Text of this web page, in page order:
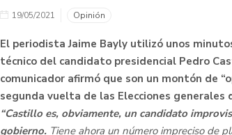
19/05/2021 Opinión
El periodistaJaime Bayly utilizó unos
técnico del candidato presidencial Pedro
comunicador afirmó que son un montón de
segunda vuelta de las Elecciones generales
“Castillo es, obviamente, un candidato
gobierno. Tiene ahora un número impreciso de